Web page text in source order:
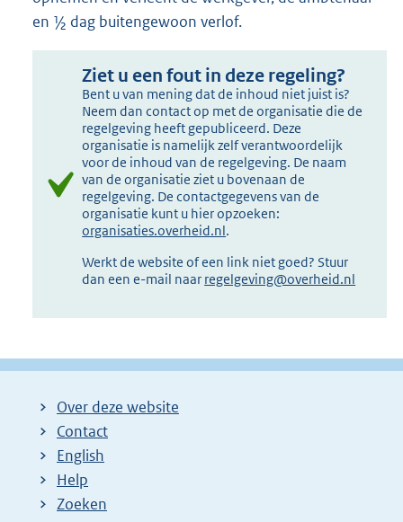
en ½ dag buitengewoon verlof.
Ziet u een fout in deze regeling?
Bent u van mening dat de inhoud niet juist is?
Neem dan contact op met de organisatie die de
regelgeving heeft gepubliceerd. Deze
organisatie is namelijk zelf verantwoordelijk
voor de inhoud van de regelgeving. De naam
van de organisatie ziet u bovenaan de
regelgeving. De contactgegevens van de
organisatie kunt u hier opzoeken:
organisaties.overheid.nl.
Werkt de website of een link niet goed? Stuur
dan een e-mail naar regelgeving@overheid.nl
Over deze website
Contact
English
Help
Zoeken